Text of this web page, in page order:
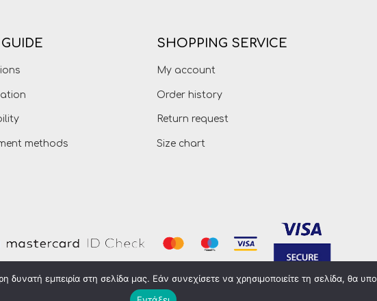
methods
SHOPPING SERVICE
My account
Order history
Return request
Size chart
εμπειρία στη σελίδα μας. Εάν συνεχίσετε να χρησιμοποιείτε τη σελίδα, θα